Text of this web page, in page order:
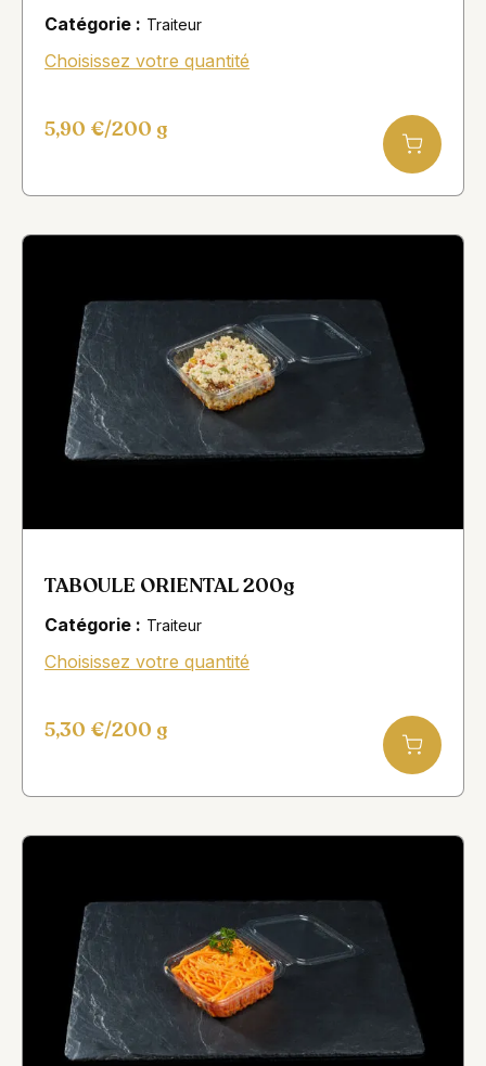
Catégorie : Traiteur
Choisissez votre quantité
5,90 €/200 g
TABOULE ORIENTAL 200g
Catégorie : Traiteur
Choisissez votre quantité
5,30 €/200 g